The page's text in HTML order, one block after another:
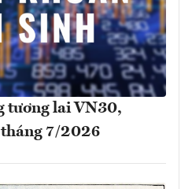
tương lai VN30,
7/2026